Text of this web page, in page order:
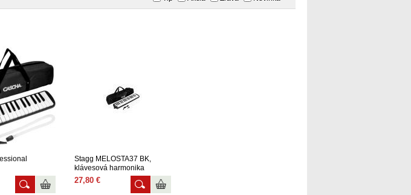
Stagg MELOSTA37 BK,
klávesová harmonika
27,80 €